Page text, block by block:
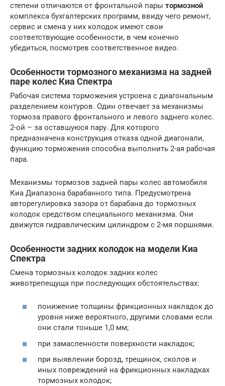
степени отличаются от фронтальной пары тормозной
комплекса бухгалтерских программ, ввиду чего ремонт,
сервис и смена у них колодок имеют свои
соответствующие особенности, в чем конечно
убедиться, посмотрев соответственное видео.
Особенности тормозного механизма на задней
паре колес Киа Спектра
Рабочая система торможения устроена с диагональным
разделением контуров. Один отвечает за механизмы
тормоза правого фронтального и левого заднего колес.
2-ой – за оставшуюся пару. Для которого
предназначена конструкция отказа одной диагонали,
функцию торможения способна выполнить 2-ая рабочая
пара.
Механизмы тормозов задней пары колес автомобиля
Киа Диапазона барабанного типа. Предусмотрена
авторегулировка зазора от барабана до тормозных
колодок средством специального механизма. Они
движутся гидравлическим цилиндром с 2-мя поршнями.
Особенности задних колодок на модели Киа
Спектра
Смена тормозных колодок задних колес
животрепещуща при последующих обстоятельствах:
понижение толщины фрикционных накладок до
уровня ниже вероятного, другими словами если
они стали тоньше 1,0 мм;
при замасленности поверхности накладок;
при выявлении борозд, трещинок, сколов и
иных повреждений на фрикционных накладках
тормозных колодок;